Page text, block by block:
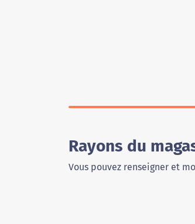
Rayons du
Vous pouvez renseigner et